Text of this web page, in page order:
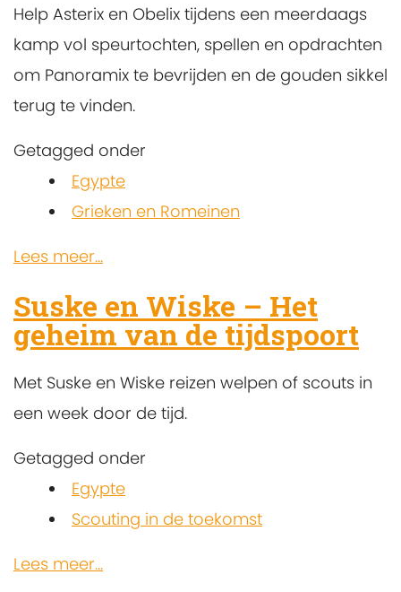
Help Asterix en Obelix tijdens een meerdaags
kamp vol speurtochten, spellen en opdrachten
om Panoramix te bevrijden en de gouden sikkel
terug te vinden.
Getagged onder
Egypte
Grieken en Romeinen
Lees meer...
Suske en Wiske – Het
geheim van de tijdspoort
Met Suske en Wiske reizen welpen of scouts in
een week door de tijd.
Getagged onder
Egypte
Scouting in de toekomst
Lees meer...